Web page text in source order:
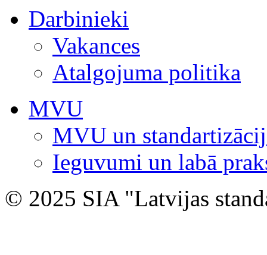
Darbinieki
Vakances
Atalgojuma politika
MVU
MVU un
Ieguvumi un labā
© 2025 SIA "Latvijas